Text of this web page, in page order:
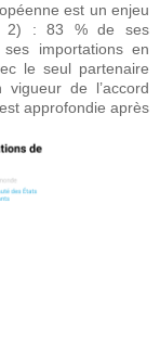
est un enjeu
2) : 83 % de ses
importations en
le seul partenaire
de l’accord
approfondie après